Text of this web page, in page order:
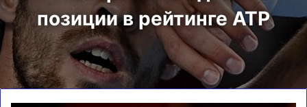
позиции в рейтинге ATP